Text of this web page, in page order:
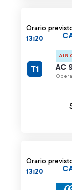
Orario
13:20
AC
T1
Orario
13:20